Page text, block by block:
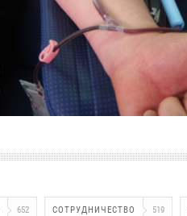
652 СОТРУДНИЧЕСТВО 519